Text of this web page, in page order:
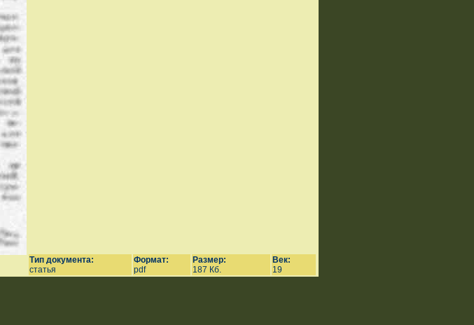
Тип документа:
статья
Формат:
pdf
Размер:
187 Кб.
Век:
19